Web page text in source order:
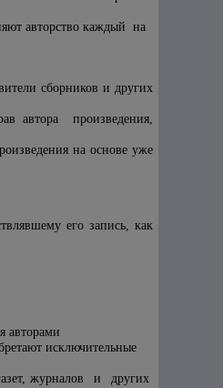
авторство каждый на
сборников и других
автора произведения,
на основе уже
его запись, как
авторами
исключительные
журналов и других